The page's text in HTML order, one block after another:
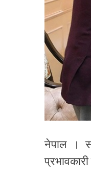
नेपाल ।